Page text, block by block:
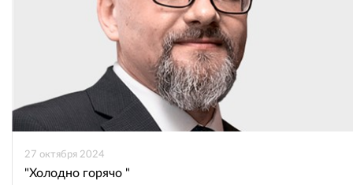
27 октября 2024
"Холодно горячо "